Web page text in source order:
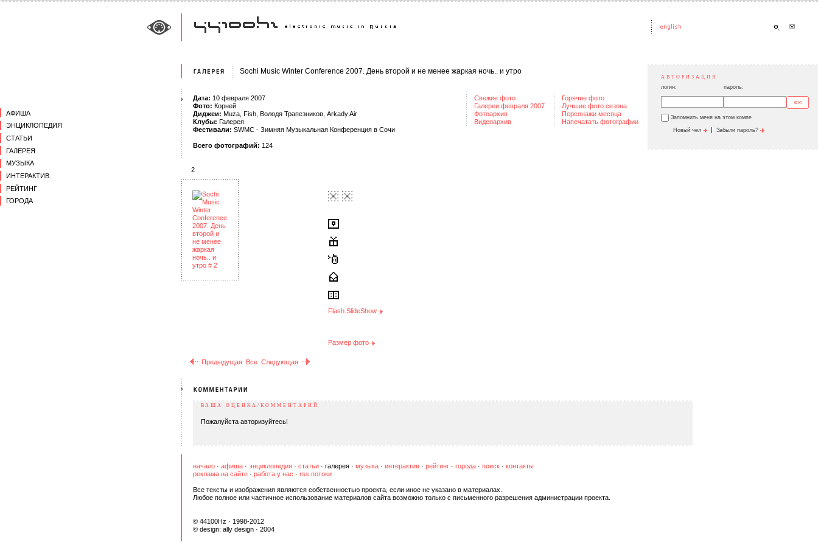
АФИША
ЭНЦИКЛОПЕДИЯ
СТАТЬИ
ГАЛЕРЕЯ
МУЗЫКА
ИНТЕРАКТИВ
РЕЙТИНГ
ГОРОДА
Sochi Music Winter Conference 2007. День второй и не менее жаркая ночь.. и утро
Дата: 10 февраля 2007
Фото: Корней
Диджеи: Muza Fish Володя Трапезников Arkady Air
Клубы: Галерея
Фестивали: SWMC - Зимняя Музыкальная Конференция в Сочи
Всего фотографий: 124
Свежие фото
Галереи февраля 2007
Фотоархив
Видеоархив
Горячие фото
Лучшие фото сезона
Персонажи месяца
Напечатать фотографии
АВТОРИЗАЦИЯ
логин: пароль:
Запомнить меня на этом компе
Новый чел | Забыли пароль?
2
Flash SlideShow
Размер фото
Предыдущая Все Следующая
ВАША ОЦЕНКА/КОММЕНТАРИЙ
Пожалуйста авторизуйтесь!
начало · афиша · энциклопедия · статьи · галерея · музыка · интерактив · рейтинг · города · поиск · контакты
реклама на сайте · работа у нас · rss потоки
Все тексты и изображения являются собственностью проекта, если иное не указано в материалах.
Любое полное или частичное использование материалов сайта возможно только с письменного разрешения администрации проекта.
© 44100Hz · 1998-2012
© design: ally design · 2004